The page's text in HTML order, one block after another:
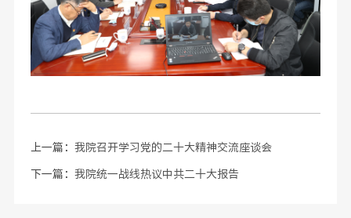
上一篇： 我院召开学习党的二十大精神交流座谈会
下一篇： 我院统一战线热议中共二十大报告